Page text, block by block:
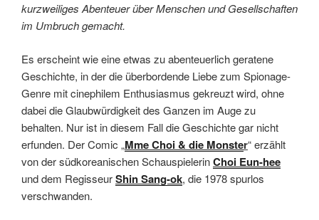
kurzweiliges Abenteuer über Menschen und Gesellschaften
im Umbruch gemacht.
Es erscheint wie eine etwas zu abenteuerlich geratene
Geschichte, in der die überbordende Liebe zum Spionage-
Genre mit cinephilem Enthusiasmus gekreuzt wird, ohne
dabei die Glaubwürdigkeit des Ganzen im Auge zu
behalten. Nur ist in diesem Fall die Geschichte gar nicht
erfunden. Der Comic „Mme Choi & die Monster“ erzählt
von der südkoreanischen SchauspielerinChoi Eun-hee
und dem RegisseurShin Sang-ok, die 1978 spurlos
verschwanden.